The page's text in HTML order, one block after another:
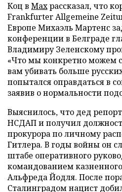
Коц в Махрассказал, что
Frankfurter Allgemeine
Европе Михаэль Мартенс
конференции в Белграде
Владимиру Зеленскому
«Что мы конкретно можем
вам убивать больше
попытался оправдаться в
заявив о нормальности
Выяснилось, что дед
НСДАП и получил
прокурора по личному
Гитлера. В годы войны он
штабе оперативного
командованием
Альфреда Йодля. После
Сталинградом нацист